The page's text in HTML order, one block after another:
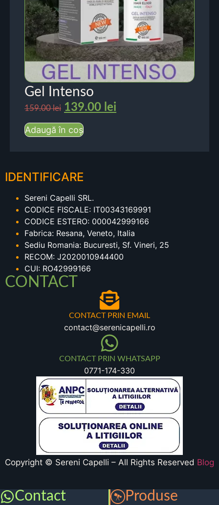
Gel Intenso
159.00lei 139.00 lei
Adaugă în coș
IDENTIFICARE
Sereni Capelli SRL.
CODICE FISCALE: IT00343169991
CODICE ESTERO: 000042999166
Fabrica: Resana, Veneto, Italia
Sediu Romania: Bucuresti, Sf. Vineri, 25
RECOM: J2020010944400
CUI: RO42999166
CONTACT
CONTACT PRIN EMAIL
contact@serenicapelli.ro
CONTACT PRIN WHATSAPP
0771-174-330
Copyright © Sereni Capelli – All Rights Reserved Blog
Contact Produse